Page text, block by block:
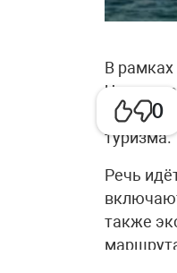
0
В рамках
туризма.
Речь
также